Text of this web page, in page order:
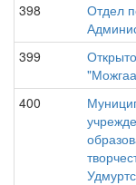
398
Отдел
399
400